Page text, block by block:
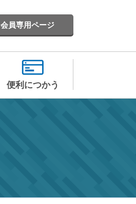
会員専用ページ
便利につかう